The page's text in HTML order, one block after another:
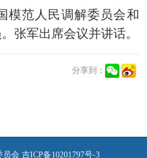
范人民调解委员会和
张军出席会议并讲话。
分享到：
会 吉ICP备10201797号-3